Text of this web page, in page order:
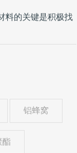
料的关键是积极找
铝蜂窝
酯